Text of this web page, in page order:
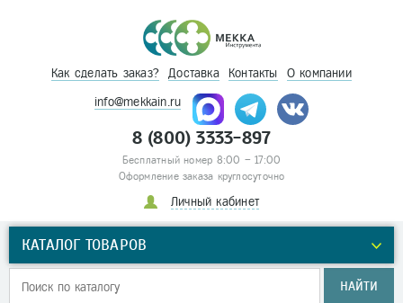
Как сделать заказ? Доставка Контакты О компании
info@mekkain.ru
8 (800) 3333-897
Бесплатный номер 8:00 – 17:00
Оформление заказа круглосуточно
Личный кабинет
КАТАЛОГ ТОВАРОВ
НАЙТИ